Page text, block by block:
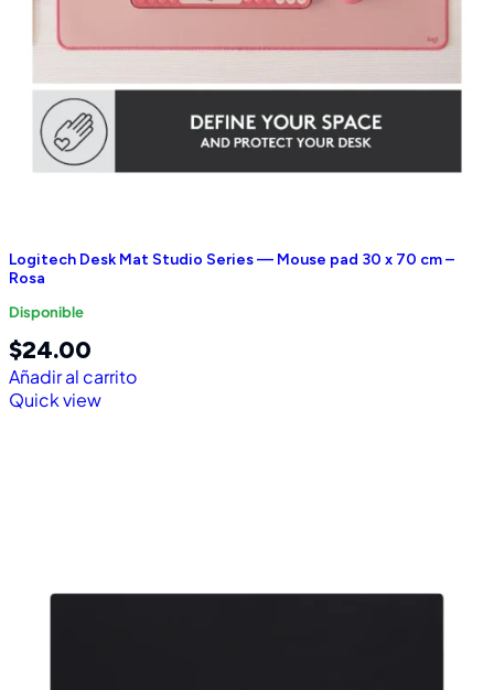
Logitech Desk Mat Studio Series — Mouse pad 30 x 70 cm –
Rosa
Disponible
$24.00
Añadir al carrito
Quick view